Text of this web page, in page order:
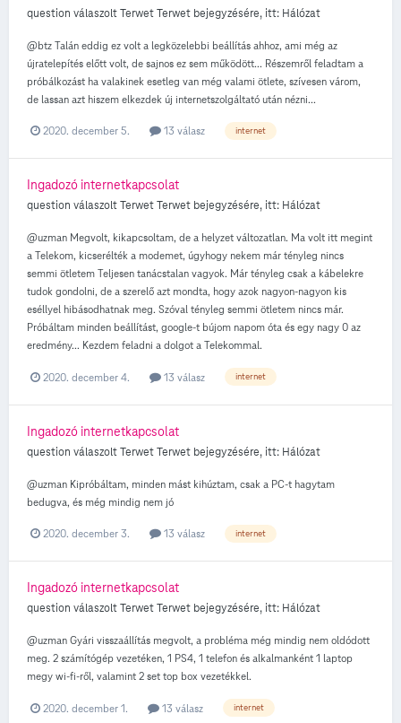
question válaszoltTerwetTerwet bejegyzésére, itt: Hálózat
@btz Talán eddig ez volt a legközelebbi beállítás ahhoz, ami még az
újratelepítés előtt volt, de sajnos ez sem működött... Részemről feladtam a
próbálkozást ha valakinek esetleg van még valami ötlete, szívesen várom,
de lassan azt hiszem elkezdek új internetszolgáltató után nézni...
2020. december 5. 13 válasz internet
Ingadozó internetkapcsolat
question válaszoltTerwetTerwet bejegyzésére, itt: Hálózat
@uzman Megvolt, kikapcsoltam, de a helyzet változatlan. Ma volt itt megint
a Telekom, kicserélték a modemet, úgyhogy nekem már tényleg nincs
semmi ötletem Teljesen tanácstalan vagyok. Már tényleg csak a kábelekre
tudok gondolni, de a szerelő azt mondta, hogy azok nagyon-nagyon kis
eséllyel hibásodhatnak meg. Szóval tényleg semmi ötletem nincs már.
Próbáltam minden beállítást, google-t bújom napom óta és egy nagy 0 az
eredmény... Kezdem feladni a dolgot a Telekommal.
2020. december 4. 13 válasz internet
Ingadozó internetkapcsolat
question válaszoltTerwetTerwet bejegyzésére, itt: Hálózat
@uzman Kipróbáltam, minden mást kihúztam, csak a PC-t hagytam
bedugva, és még mindig nem jó
2020. december 3. 13 válasz internet
Ingadozó internetkapcsolat
question válaszoltTerwetTerwet bejegyzésére, itt: Hálózat
@uzman Gyári visszaállítás megvolt, a probléma még mindig nem oldódott
meg. 2 számítógép vezetéken, 1 PS4, 1 telefon és alkalmanként 1 laptop
megy wi-fi-ről, valamint 2 set top box vezetékkel.
2020. december 1. 13 válasz internet